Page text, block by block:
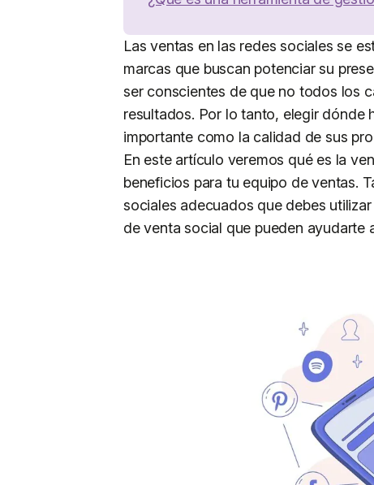
Las ventas en las redes sociales se
marcas que buscan potenciar su
ser conscientes de que no todos los
resultados. Por lo tanto, elegir dónde
importante como la calidad de sus
En este artículo veremos qué es la
beneficios para tu equipo de ventas.
sociales adecuados que debes
de venta social que pueden ayudarte